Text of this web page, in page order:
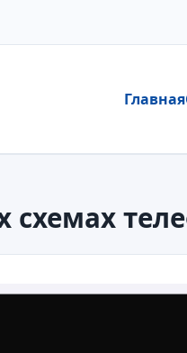
Главная